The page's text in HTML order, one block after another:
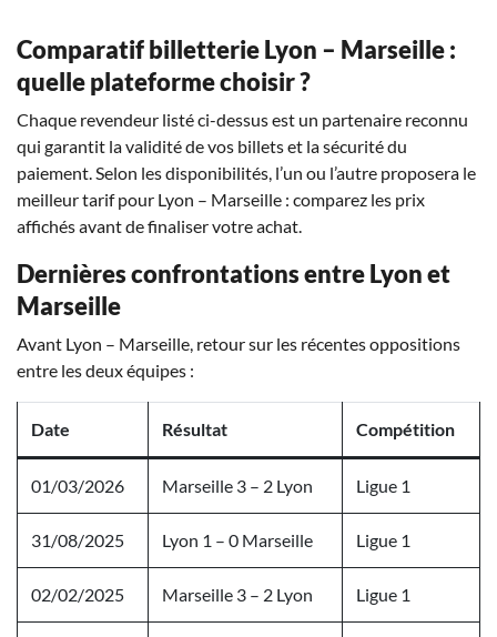
Comparatif billetterie Lyon – Marseille :
quelle plateforme choisir ?
Chaque revendeur listé ci-dessus est un partenaire reconnu
qui garantit la validité de vos billets et la sécurité du
paiement. Selon les disponibilités, l’un ou l’autre proposera le
meilleur tarif pour Lyon – Marseille : comparez les prix
affichés avant de finaliser votre achat.
Dernières confrontations entre Lyon et
Marseille
Avant Lyon – Marseille, retour sur les récentes oppositions
entre les deux équipes :
Date Résultat Compétition
01/03/2026 Marseille 3 – 2 Lyon Ligue 1
31/08/2025 Lyon 1 – 0 Marseille Ligue 1
02/02/2025 Marseille 3 – 2 Lyon Ligue 1